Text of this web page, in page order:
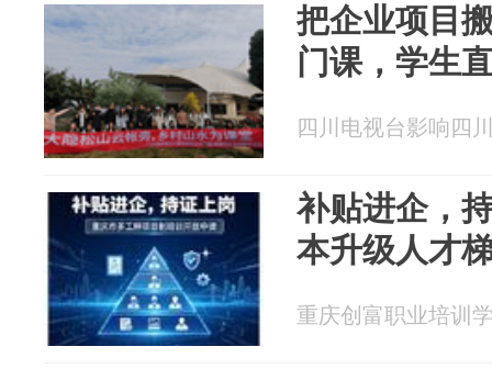
把企业项目
门课，学生
四川电视台影响四
补贴进企，
本升级人才
重庆创富职业培训